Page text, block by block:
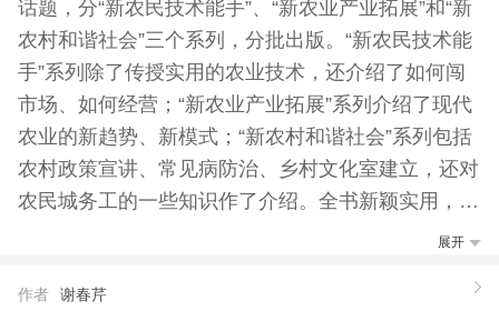
话题，分“新农民技术能手”、“新农业产业拓展”和“新
农村和谐社会”三个系列，分批出版。“新农民技术能
手”系列除了传授实用的农业技术，还介绍了如何闯
市场、如何经营；“新农业产业拓展”系列介绍了现代
农业的新趋势、新模式；“新农村和谐社会”系列包括
农村政策宣讲、常见病防治、乡村文化室建立，还对
农民城务工的一些知识作了介绍。全书新颖实用，简
防治、草菇病虫害及防治、平菇病虫害及防治、香菇
展开
作者 谢春芹